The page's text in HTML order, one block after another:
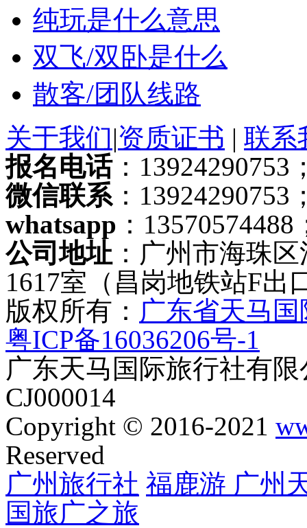
纯玩是什么意思
双飞/双卧是什么
散客/团队线路
关于我们|资质证书 | 联系
报名电话：13924290753
微信联系：13924290753
whatsapp ：13570574488
公司地址 ：广州市海珠
1617室（昌岗地铁站F出
版权所有： 广东省天马
粤ICP备16036206号-1
广东天马国际旅行社有
CJ000014
Copyright © 2016-2021
Reserved
广州旅行社 福鹿游 广州
国旅广之旅